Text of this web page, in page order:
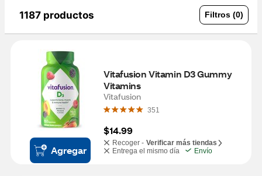
1187 productos Filtros (0)
Agregar
Vitafusion Vitamin D3 Gummy
Vitamins
Vitafusion
351
$14.99
Recoger - Verificar más tiendas
Entrega el mismo día
Envío